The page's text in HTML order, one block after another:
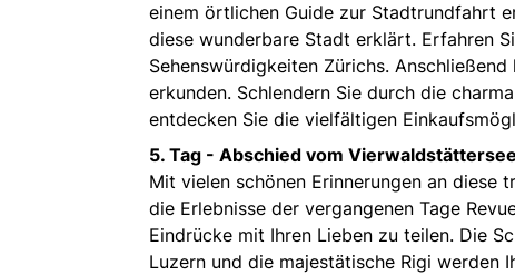
einem örtlichen Guide zur Stadtrundfahrt
diese wunderbare Stadt erklärt. Erfahren
Sehenswürdigkeiten Zürichs.
erkunden. Schlendern Sie durch die
entdecken Sie die vielfältigen
5. Tag - Abschied vom
Mit vielen schönen Erinnerungen an diese
die Erlebnisse der vergangenen Tage
Eindrücke mit Ihren Lieben zu teilen. Die
Luzern und die majestätische Rigi werden